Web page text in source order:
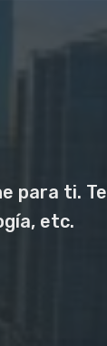
para ti. Te
etc.